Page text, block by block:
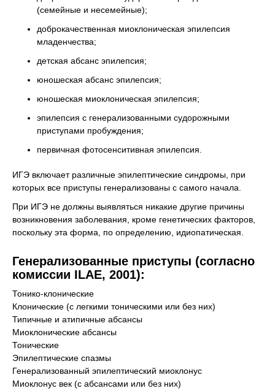
(семейные и несемейные);
доброкачественная миоклоническая эпилепсия
младенчества;
детская абсанс эпилепсия;
юношеская абсанс эпилепсия;
юношеская миоклоническая эпилепсия;
эпилепсия с генерализованными судорожными
приступами пробуждения;
первичная фотосенситивная эпилепсия.
ИГЭ включает различные эпилептические синдромы, при
которых все приступы генерализованы с самого начала.
При ИГЭ не должны выявляться никакие другие причины
возникновения заболевания, кроме генетических факторов,
поскольку эта форма, по определению, идиопатическая.
Генерализованные приступы (согласно
комиссии ILAE, 2001):
Тонико-клонические
Клонические (с легкими тоническими или без них)
Типичные и атипичные абсансы
Миоклонические абсансы
Тонические
Эпилептические спазмы
Генерализованный эпилептический миоклонус
Миоклонус век (с абсансами или без них)